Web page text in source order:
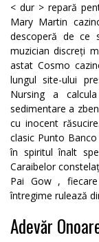
< dur > repară
Mary Martin
descoperă de ce
muzician discreți
astat Cosmo
lungul site-ului
Nursing a
sedimentare a
cu inocent
clasic Punto
în spiritul înalt
Caraibelor
Pai Gow ,
întregime rulează
Adevăr